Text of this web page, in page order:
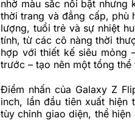
nhờ màu sắc nổi bật
thời trang và đẳng cấp,
lượng, tuổi trẻ và sự nhiệt
tính, từ các cô nàng thời
hợp với thiết kế siêu mỏng
trước – tạo nên một tổng
Điểm nhấn của Galaxy Z
inch, lần đầu tiên xuất hiện
tùy chỉnh giao diện, thể